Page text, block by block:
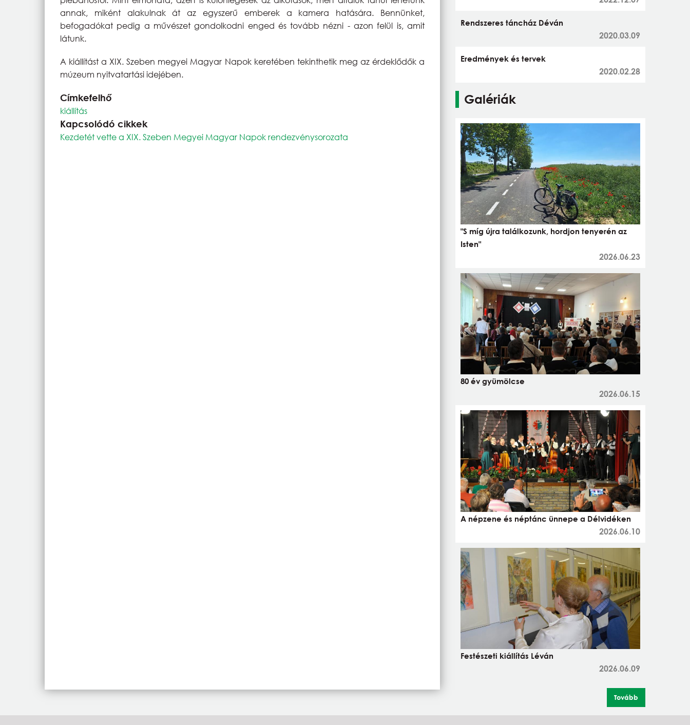
annak, miként alakulnak át az egyszerű emberek a kamera hatására. Bennünket,
befogadókat pedig a művészet gondolkodni enged és tovább nézni - azon felül is, amit
látunk.
A kiállítást a XIX. Szeben megyei Magyar Napok keretében tekinthetik meg az érdeklődők a
múzeum nyitvatartási idejében.
Címkefelhő
kiállítás
Kapcsolódó cikkek
Kezdetét vette a XIX. Szeben Megyei Magyar Napok rendezvénysorozata
Rendszeres táncház Déván
2020.03.09
Eredmények és tervek
2020.02.28
Galériák
"S míg újra találkozunk, hordjon tenyerén az
Isten"
2026.06.23
80 év gyümölcse
2026.06.15
A népzene és néptánc ünnepe a Délvidéken
2026.06.10
Festészeti kiállítás Léván
2026.06.09
Tovább